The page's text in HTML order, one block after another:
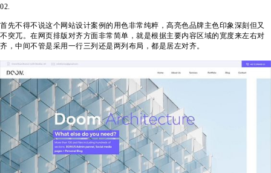
02.
首先不得不说这个网站设计案例的用色非常纯粹，高亮色品牌主色印象深刻但又
不突兀。在网页排版对齐方面非常简单，就是根据主要内容区域的宽度来左右对
齐，中间不管是采用一行三列还是两列布局，都是居左对齐。